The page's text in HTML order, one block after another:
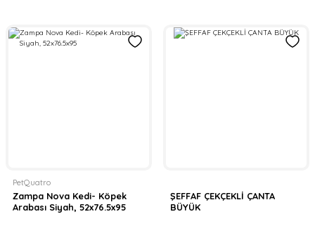
PetQuatro
Zampa Nova Kedi- Köpek
Arabası Siyah, 52x76.5x95
ŞEFFAF ÇEKÇEKLİ ÇANTA
BÜYÜK